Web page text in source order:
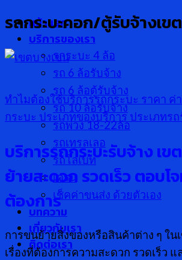
หน้าแรก
บริการของเรา
รกระบะ 4 ล้อ
รถ 6 ล้อรับจ้าง
รถ 6 ล้อตู้รับจ้าง
รถ 10 ล้อรับจ้าง
รถพ่วง 18-22ล้อ
รถเทรลเลอ
รถโลเบท
เครน
เช็คค่าขนส่ง ด้วยตัวเอง
บทความ
เกี่ยวกับเรา
ติดต่อเรา
รถกระบะคอก/ตู้รับจ้างเข
ทำไมต้องใช้บริการรถกระบะ ราคา ค่
กระบะ ประเภทของบริการ ประเภทร
บริการรถกระบะรับจ้าง เข
ย้ายสะดวก รวดเร็ว ตอบ
ต้องการ
การขนย้ายสิ่งของหรือสินค้าต่าง ๆ ใน
เรื่องที่ต้องการความสะดวก รวดเร็ว